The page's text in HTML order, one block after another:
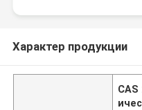
Характер продукции